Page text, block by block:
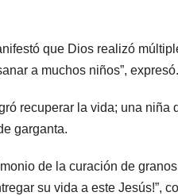
que Dios realizó
a muchos niños”, expresó.
recuperar la vida; una
garganta.
de la curación de
su vida a este Jesús!”,